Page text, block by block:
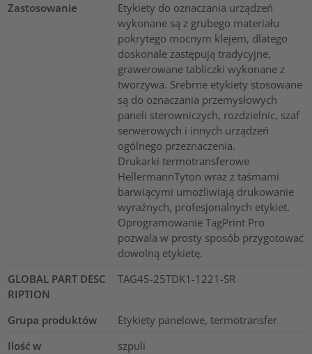
Zastosowanie
Etykiety do oznaczania urządzeń
wykonane są z grubego materiału
pokrytego mocnym klejem, dlatego
doskonale zastępują tradycyjne,
grawerowane tabliczki wykonane z
tworzywa. Srebrne etykiety stosowane
są do oznaczania przemysłowych
paneli sterowniczych, rozdzielnic, szaf
serwerowych i innych urządzeń
ogólnego przeznaczenia.
Drukarki termotransferowe
HellermannTyton wraz z taśmami
barwiącymi umożliwiają drukowanie
wyraźnych, profesjonalnych etykiet.
Oprogramowanie TagPrint Pro
pozwala w prosty sposób przygotować
dowolną etykietę.
GLOBAL PART DESC
RIPTION
TAG45-25TDK1-1221-SR
Grupa produktów
Etykiety panelowe, termotransfer
Ilość w
szpuli